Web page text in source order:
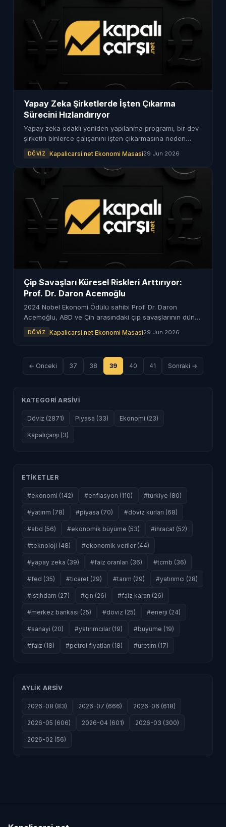
Yapay Zeka Şirketlerde İşten Çıkarma
Sürecini Hızlandırıyor
Yapay zeka odaklı yeniden yapılanma programı, bir dev
şirketin binlerce çalışanını işten çıkarmasına neden
tasarruf etmeyi hedefliyor.
DÖVIZ Kapalicarsi.net Ekonomi Masasi29 Jun 2026
Çip Savaşları Küresel Riskleri Arttırıyor:
Prof. Dr. Daron Acemoğlu
2024 Nobel Ekonomi Ödülü sahibi Prof. Dr. Daron
Acemoğlu, ABD ve Çin arasındaki çip savaşlarının dünya
DÖVIZ Kapalicarsi.net Ekonomi Masasi29 Jun 2026
← Onceki 37 38 39 40 41 Sonraki →
KATEGORI ARSIVI
Döviz (2871) Piyasa (33) Ekonomi (23)
Kapalıçarşı (3)
ETIKETLER
#ekonomi (142) #enflasyon (110) #türkiye (80)
#yatırım (78) #piyasa (70) #döviz kurları (68)
#abd (56) #ekonomik büyüme (53) #ihracat (52)
#teknoloji (48) #ekonomik veriler (44)
#yapay zeka (39) #faiz oranları (36) #tcmb (36)
#fed (35) #ticaret (29) #tarım (29) #yatırımcı (28)
#istihdam (27) #çin (26) #faiz kararı (26)
#merkez bankası (25) #döviz (25) #enerji (24)
#sanayi (20) #yatırımcılar (19) #büyüme (19)
#faiz (18) #petrol fiyatları (18) #üretim (17)
AYLIK ARSIV
2026-08 (83) 2026-07 (666) 2026-06 (618)
2026-05 (606) 2026-04 (601) 2026-03 (300)
2026-02 (56)